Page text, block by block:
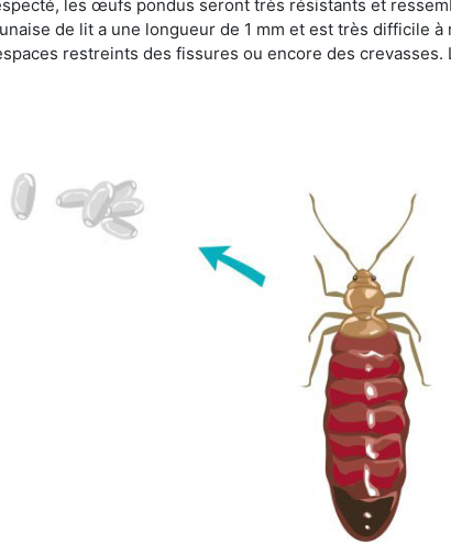
les œufs pondus seront très résistants et
de lit a une longueur de 1 mm et est très difficile à
restreints des fissures ou encore des crevasses.